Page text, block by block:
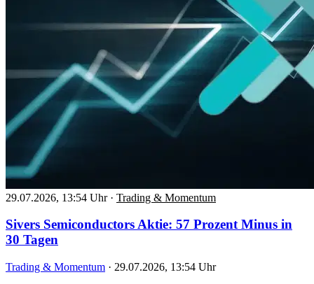
29.07.2026, 13:54 Uhr · Trading & Momentum
Sivers Semiconductors Aktie: 57 Prozent Minus in
30 Tagen
Trading & Momentum · 29.07.2026, 13:54 Uhr